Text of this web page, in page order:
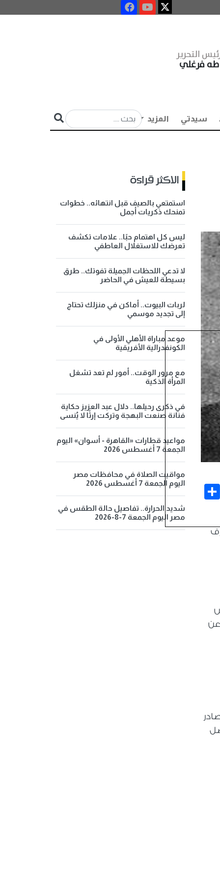
التحرير
طه فرغلي
سيدتي المزيد
Share
عن
الاكثر قراءة
استمتعي بالصيف قبل انتهائه.. خطوات
تمنحك ذكريات أجمل
ليس كل اهتمام حبًا.. علامات تكشف
تعرضك للاستغلال العاطفي
لا تدعي اللحظات الجميلة تفوتك.. طرق
بسيطة للعيش في الحاضر
لربات البيوت.. أماكن في منزلك تحتاج
إلى تجديد موسمي
موعد مباراة الأهلي الأولى في
الكونفدرالية الأفريقية
مع مرور الوقت.. أمور لم تعد تشغل
المرأة الذكية
في ذكرى رحيلها.. دلال عبد العزيز حكاية
فنانة صنعت البهجة وتركت إرثًا لا يُنسى
مواعيد قطارات «القاهرة - أسوان» اليوم
الجمعة 7 أغسطس 2026
مواقيت الصلاة في محافظات مصر
اليوم الجمعة 7 أغسطس 2026
شديد الحرارة.. تفاصيل حالة الطقس في
مصر اليوم الجمعة 7-8-2026